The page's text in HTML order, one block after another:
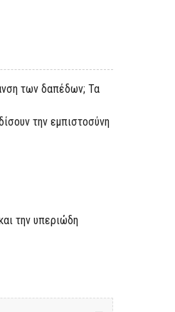
των δαπέδων; Τα
την εμπιστοσύνη
την υπεριώδη